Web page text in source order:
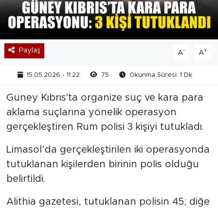
Paylaş A- A+
15.05.2026 - 11:22 75 Okunma Süresi: 1 Dk
Güney Kıbrıs'ta organize suç ve kara para
aklama suçlarına yönelik operasyon
gerçekleştiren Rum polisi 3 kişiyi tutukladı.
Limasol’da gerçekleştirilen iki operasyonda
tutuklanan kişilerden birinin polis olduğu
belirtildi.
Alithia gazetesi, tutuklanan polisin 45; diğe